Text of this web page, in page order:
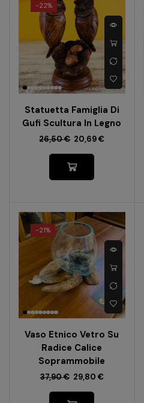
-22%
Statuetta Famiglia Di
Gufi Scultura In Legno
26,50€ 20,69€
-21%
Vaso Etnico Vetro Su
Radice Calice
Soprammobile
37,90€ 29,80 €